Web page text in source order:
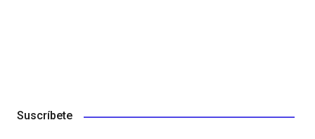
Suscríbete